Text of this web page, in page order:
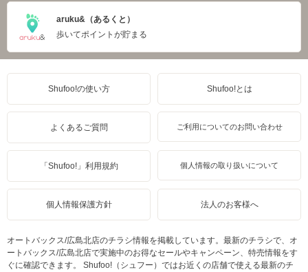
aruku&（あるくと）
歩いてポイントが貯まる
Shufoo!の使い方 Shufoo!とは
よくあるご質問 ご利用についてのお問い合わせ
「Shufoo!」利用規約 個人情報の取り扱いについて
個人情報保護方針 法人のお客様へ
オートバックス/広島北店のチラシ情報を掲載しています。最新のチラシで、オ
ートバックス/広島北店で実施中のお得なセールやキャンペーン、特売情報をす
ぐに確認できます。 Shufoo!（シュフー）ではお近くの店舗で使える最新のチ